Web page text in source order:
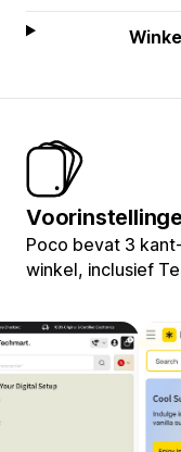
Poco bevat 3
winkel, inclusief